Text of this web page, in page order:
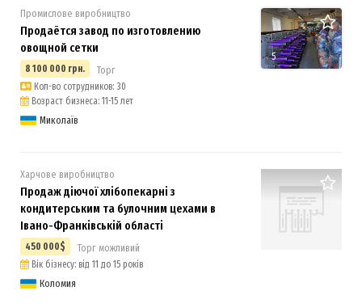
5
Промислове виробництво
Продаётся завод по изготовлению
овощной сетки
8 100 000 грн. Торг
Кол-во сотрудников: 30
Возраст бизнеса: 11-15 лет
Миколаїв
Харчове виробництво
Продаж діючої хлібопекарні з
кондитерським та булочним цехами в
Івано-Франківській області
450 000$ Торг можливий
Вік бізнесу: від 11 до 15 років
Коломия